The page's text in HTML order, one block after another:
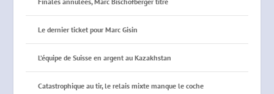
Le dernier ticket pour Marc Gisin
L’équipe de Suisse en argent au Kazakhstan
Catastrophique au tir, le relais mixte manque le coche